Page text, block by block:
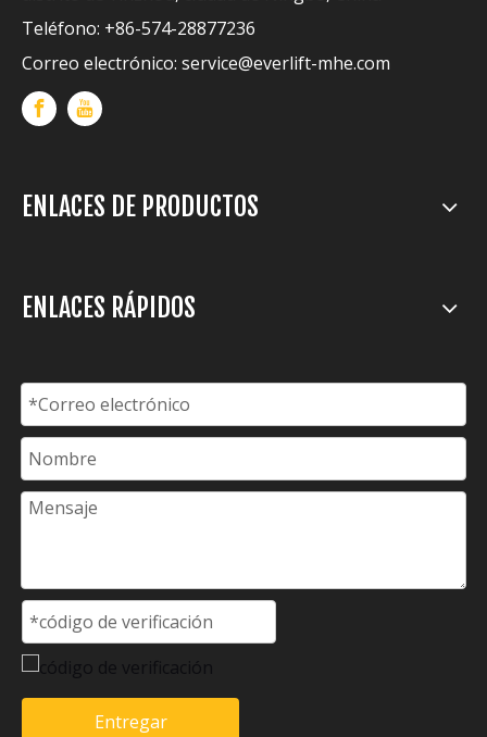
Teléfono: +86-574-28877236
Correo electrónico: service@everlift-mhe.com
ENLACES DE PRODUCTOS
ENLACES RÁPIDOS
Entregar